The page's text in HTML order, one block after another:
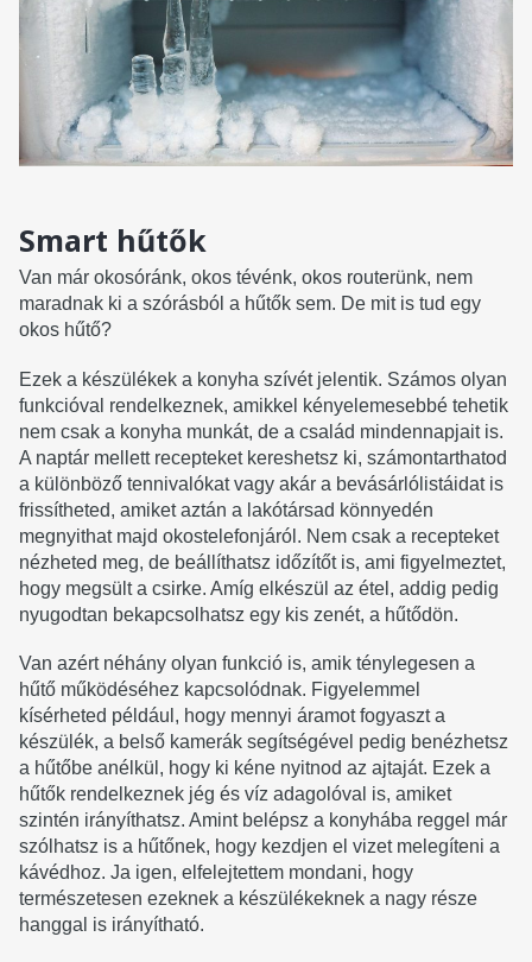
Smart hűtők
Van már okosóránk, okos tévénk, okos routerünk, nem
maradnak ki a szórásból a hűtők sem. De mit is tud egy
okos hűtő?
Ezek a készülékek a konyha szívét jelentik. Számos olyan
funkcióval rendelkeznek, amikkel kényelemesebbé tehetik
nem csak a konyha munkát, de a család mindennapjait is.
A naptár mellett recepteket kereshetsz ki, számontarthatod
a különböző tennivalókat vagy akár a bevásárlólistáidat is
frissítheted, amiket aztán a lakótársad könnyedén
megnyithat majd okostelefonjáról. Nem csak a recepteket
nézheted meg, de beállíthatsz időzítőt is, ami figyelmeztet,
hogy megsült a csirke. Amíg elkészül az étel, addig pedig
nyugodtan bekapcsolhatsz egy kis zenét, a hűtődön.
Van azért néhány olyan funkció is, amik ténylegesen a
hűtő működéséhez kapcsolódnak. Figyelemmel
kísérheted például, hogy mennyi áramot fogyaszt a
készülék, a belső kamerák segítségével pedig benézhetsz
a hűtőbe anélkül, hogy ki kéne nyitnod az ajtaját. Ezek a
hűtők rendelkeznek jég és víz adagolóval is, amiket
szintén irányíthatsz. Amint belépsz a konyhába reggel már
szólhatsz is a hűtőnek, hogy kezdjen el vizet melegíteni a
kávédhoz. Ja igen, elfelejtettem mondani, hogy
természetesen ezeknek a készülékeknek a nagy része
hanggal is irányítható.